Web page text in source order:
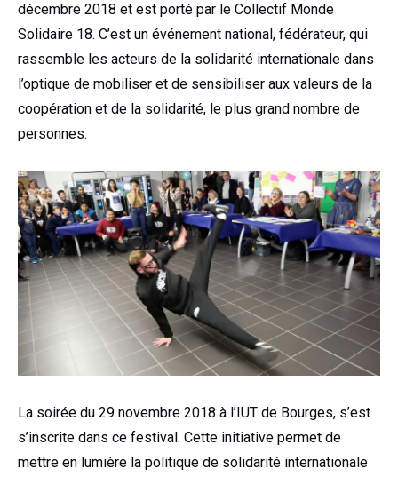
décembre 2018 et est porté par le Collectif Monde
Solidaire 18. C’est un événement national, fédérateur, qui
rassemble les acteurs de la solidarité internationale dans
l’optique de mobiliser et de sensibiliser aux valeurs de la
coopération et de la solidarité, le plus grand nombre de
personnes.
La soirée du 29 novembre 2018 à l’IUT de Bourges, s’est
s’inscrite dans ce festival. Cette initiative permet de
mettre en lumière la politique de solidarité internationale